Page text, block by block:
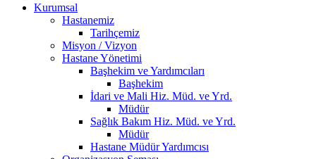
Kurumsal
Hastanemiz
Tarihçemiz
Misyon / Vizyon
Hastane Yönetimi
Başhekim ve Yardımcıları
Başhekim
İdari ve Mali Hiz. Müd. ve Yrd.
Müdür
Sağlık Bakım Hiz. Müd. ve Yrd.
Müdür
Hastane Müdür Yardımcısı